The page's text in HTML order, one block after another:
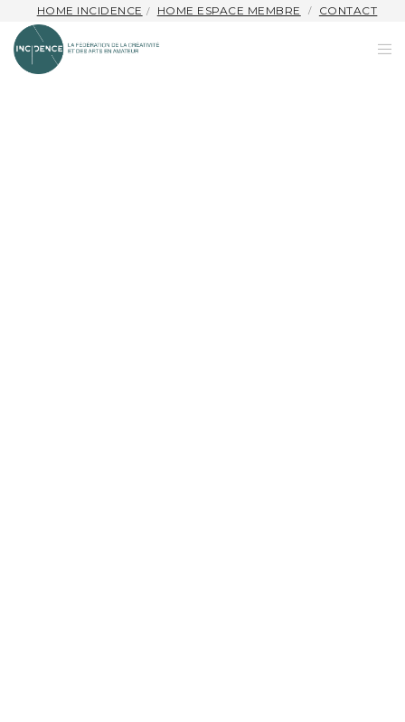
HOME INCIDENCE HOME ESPACE MEMBRE CONTACT